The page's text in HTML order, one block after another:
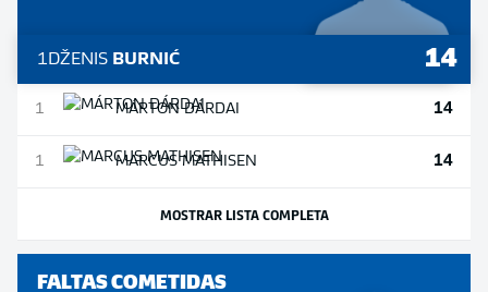
1DŽENIS BURNIĆ 14
1 MÁRTONDÁRDAI 14
1 MARCUSMATHISEN 14
MOSTRAR LISTA COMPLETA
FALTAS COMETIDAS